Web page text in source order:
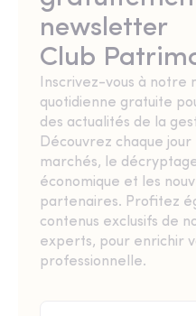
newsletter
Club
Inscrivez-vous à notre
quotidienne gratuite
des actualités de la
Découvrez chaque jour
marchés, le
économique et les
partenaires. Profitez
contenus exclusifs de
experts, pour enrichir
professionnelle.